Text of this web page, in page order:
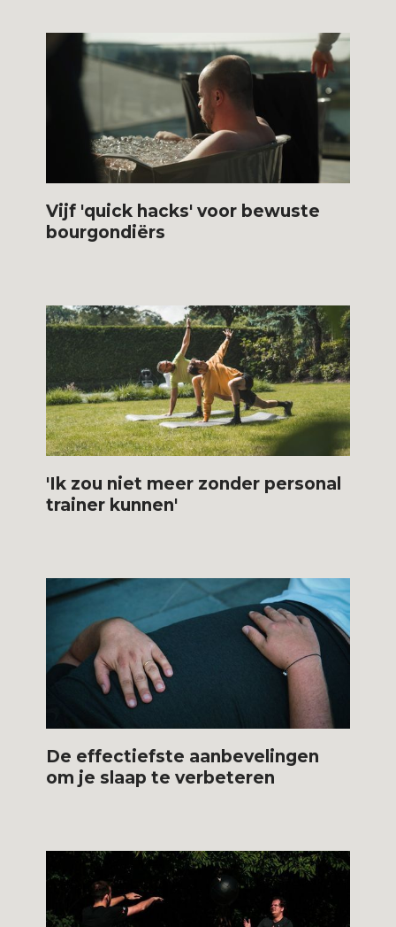
Vijf 'quick hacks' voor bewuste
bourgondiërs
'Ik zou niet meer zonder personal
trainer kunnen'
De effectiefste aanbevelingen
om je slaap te verbeteren